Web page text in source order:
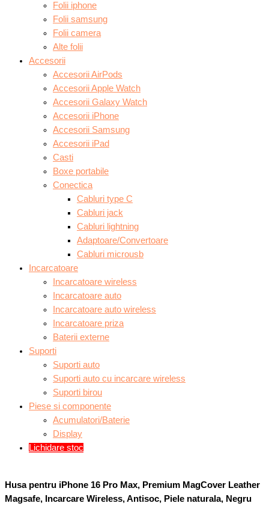
Folii iphone
Folii samsung
Folii camera
Alte folii
Accesorii
Accesorii AirPods
Accesorii Apple Watch
Accesorii Galaxy Watch
Accesorii iPhone
Accesorii Samsung
Accesorii iPad
Casti
Boxe portabile
Conectica
Cabluri type C
Cabluri jack
Cabluri lightning
Adaptoare/Convertoare
Cabluri microusb
Incarcatoare
Incarcatoare wireless
Incarcatoare auto
Incarcatoare auto wireless
Incarcatoare priza
Baterii externe
Suporti
Suporti auto
Suporti auto cu incarcare wireless
Suporti birou
Piese si componente
Acumulatori/Baterie
Display
Lichidare stoc
Husa pentru iPhone 16 Pro Max, Premium MagCover Leather
Magsafe, Incarcare Wireless, Antisoc, Piele naturala, Negru